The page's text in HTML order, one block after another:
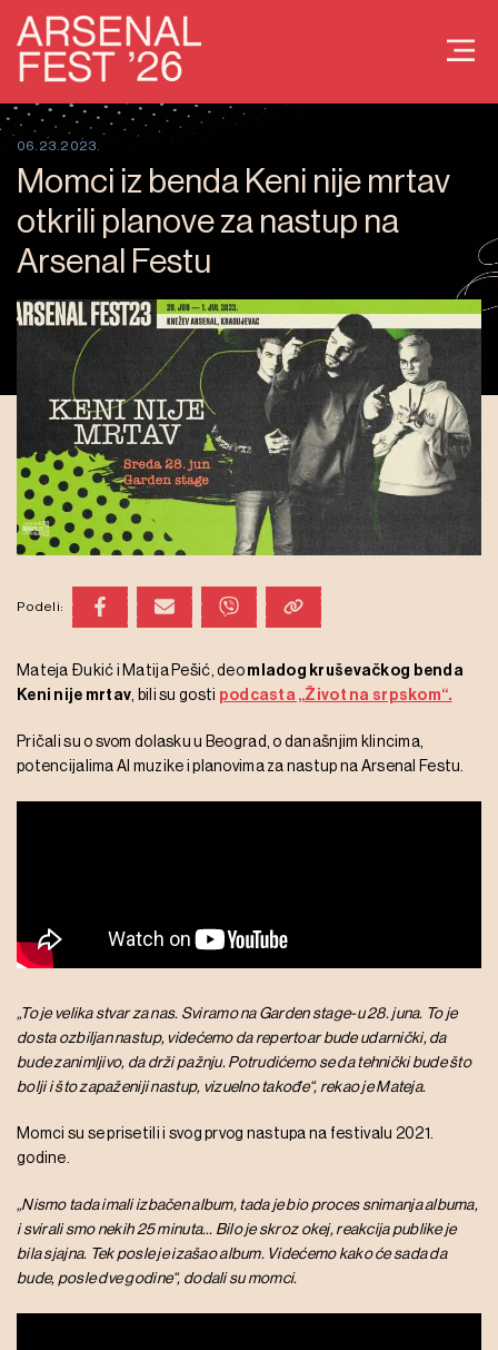
06.23.2023.
Momci iz benda Keni nije mrtav
otkrili planove za nastup na
Arsenal Festu
Podeli:
Mateja Đukić i Matija Pešić, deo mladog kruševačkog benda
Keni nije mrtav, bili su gosti podcasta „Život na srpskom“.
Pričali su o svom dolasku u Beograd, o današnjim klincima,
potencijalima AI muzike i planovima za nastup na Arsenal Festu.
„To je velika stvar za nas. Sviramo na Garden stage-u 28. juna. To je
dosta ozbiljan nastup, videćemo da repertoar bude udarnički, da
bude zanimljivo, da drži pažnju. Potrudićemo se da tehnički bude što
bolji i što zapaženiji nastup, vizuelno takođe“, rekao je Mateja.
Momci su se prisetili i svog prvog nastupa na festivalu 2021.
godine.
„Nismo tada imali izbačen album, tada je bio proces snimanja albuma,
i svirali smo nekih 25 minuta… Bilo je skroz okej, reakcija publike je
bila sjajna. Tek posle je izašao album. Videćemo kako će sada da
bude, posle dve godine“, dodali su momci.